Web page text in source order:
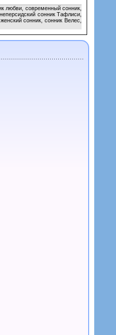
любви, современный сонник,
сонник Тафлиси,
сонник, сонник Велес,